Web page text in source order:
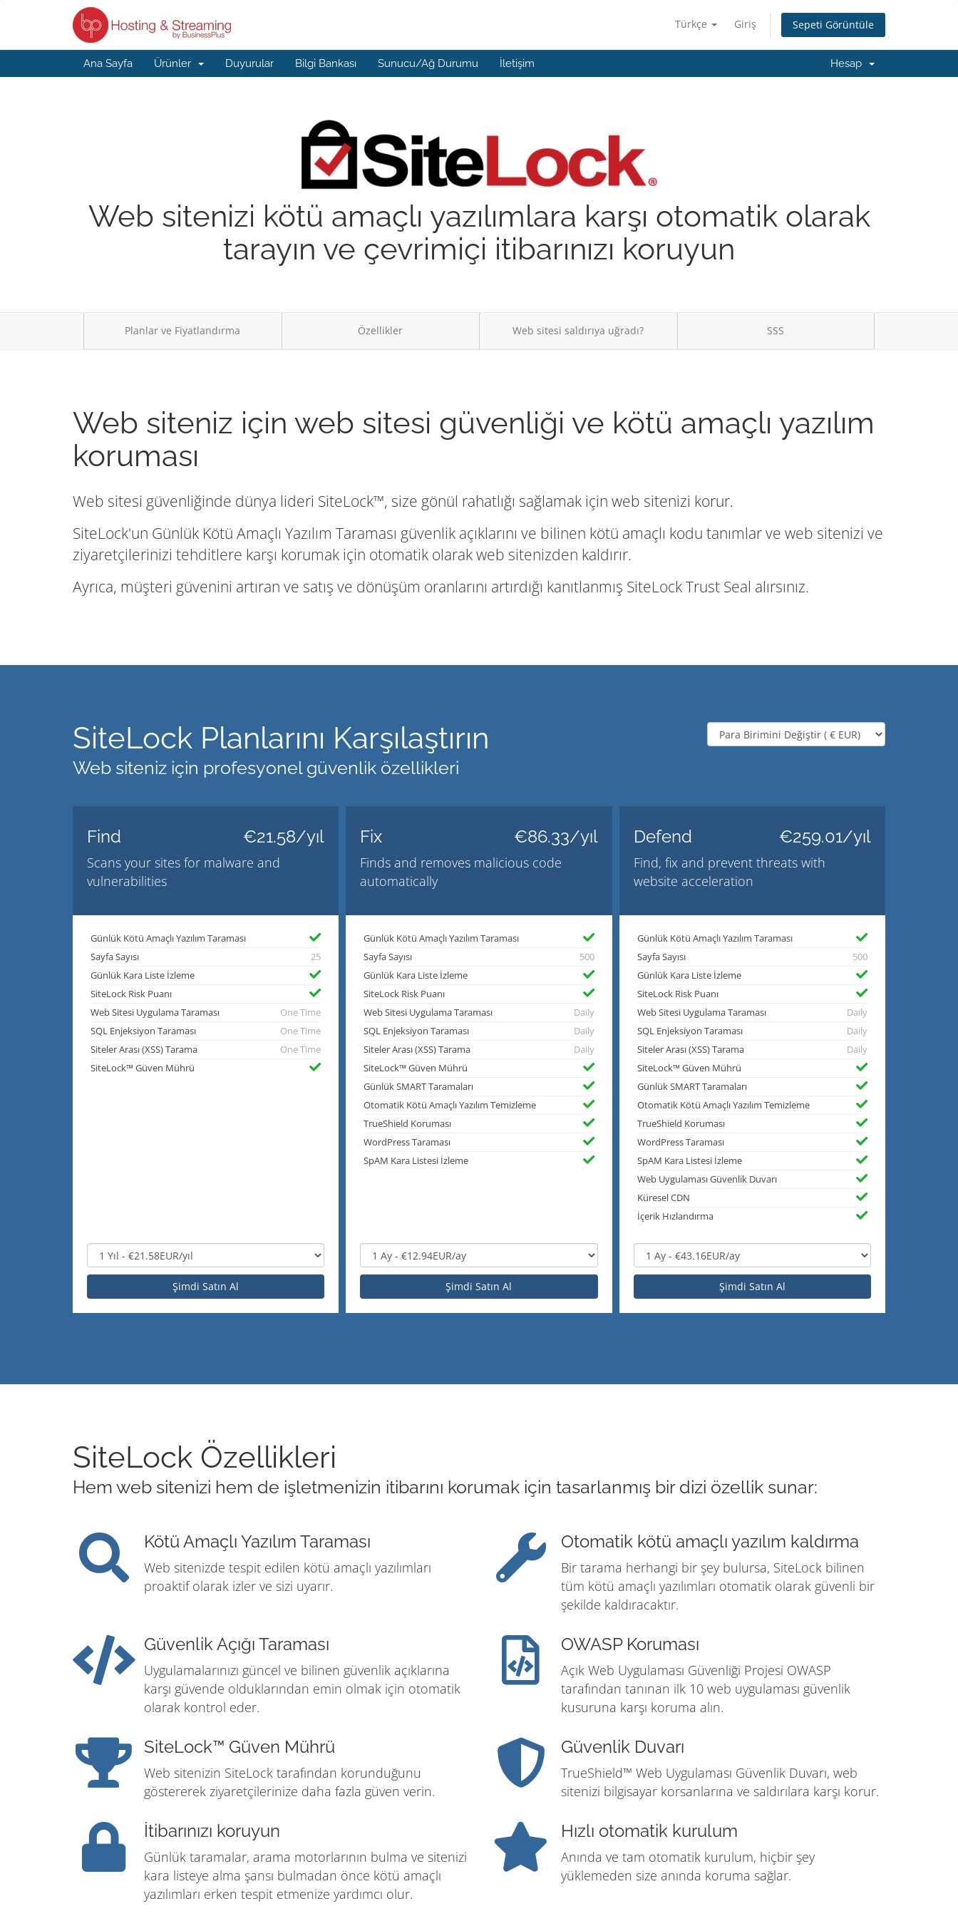
Türkçe Giriş Sepeti Görüntüle
Ana Sayfa Ürünler Duyurular Bilgi Bankası Sunucu/Ağ Durumu İletişim Hesap
Web sitenizi kötü amaçlı yazılımlara karşı otomatik olarak
tarayın ve çevrimiçi itibarınızı koruyun
Planlar ve Fiyatlandırma Özellikler Web sitesi saldırıya uğradı? SSS
Web siteniz için web sitesi güvenliği ve kötü amaçlı yazılım
koruması
Web sitesi güvenliğinde dünya lideri SiteLock™, size gönül rahatlığı sağlamak için web sitenizi korur.
SiteLock'un Günlük Kötü Amaçlı Yazılım Taraması güvenlik açıklarını ve bilinen kötü amaçlı kodu tanımlar ve web sitenizi ve
ziyaretçilerinizi tehditlere karşı korumak için otomatik olarak web sitenizden kaldırır.
Ayrıca, müşteri güvenini artıran ve satış ve dönüşüm oranlarını artırdığı kanıtlanmış SiteLock Trust Seal alırsınız.
SiteLock Planlarını Karşılaştırın
Web siteniz için profesyonel güvenlik özellikleri
Find €21.58/yıl
Scans your sites for malware and
vulnerabilities
Günlük Kötü Amaçlı Yazılım Taraması
Sayfa Sayısı
25
Günlük Kara Liste İzleme
SiteLock Risk Puanı
Web Sitesi Uygulama Taraması
One Time
SQL Enjeksiyon Taraması
One Time
Siteler Arası (XSS) Tarama
One Time
SiteLock™ Güven Mührü
Şimdi Satın Al
Fix €86.33/yıl
Finds and removes malicious code
automatically
Günlük Kötü Amaçlı Yazılım Taraması
Sayfa Sayısı
500
Günlük Kara Liste İzleme
SiteLock Risk Puanı
Web Sitesi Uygulama Taraması
Daily
SQL Enjeksiyon Taraması
Daily
Siteler Arası (XSS) Tarama
Daily
SiteLock™ Güven Mührü
Günlük SMART Taramaları
Otomatik Kötü Amaçlı Yazılım Temizleme
TrueShield Koruması
WordPress Taraması
SpAM Kara Listesi İzleme
Şimdi Satın Al
Defend €259.01/yıl
Find, fix and prevent threats with
website acceleration
Günlük Kötü Amaçlı Yazılım Taraması
Sayfa Sayısı
500
Günlük Kara Liste İzleme
SiteLock Risk Puanı
Web Sitesi Uygulama Taraması
Daily
SQL Enjeksiyon Taraması
Daily
Siteler Arası (XSS) Tarama
Daily
SiteLock™ Güven Mührü
Günlük SMART Taramaları
Otomatik Kötü Amaçlı Yazılım Temizleme
TrueShield Koruması
WordPress Taraması
SpAM Kara Listesi İzleme
Web Uygulaması Güvenlik Duvarı
Küresel CDN
İçerik Hızlandırma
Şimdi Satın Al
SiteLock Özellikleri
Hem web sitenizi hem de işletmenizin itibarını korumak için tasarlanmış bir dizi özellik sunar:
Kötü Amaçlı Yazılım Taraması
Web sitenizde tespit edilen kötü amaçlı yazılımları
proaktif olarak izler ve sizi uyarır.
Otomatik kötü amaçlı yazılım kaldırma
Bir tarama herhangi bir şey bulursa, SiteLock bilinen
tüm kötü amaçlı yazılımları otomatik olarak güvenli bir
şekilde kaldıracaktır.
Güvenlik Açığı Taraması
Uygulamalarınızı güncel ve bilinen güvenlik açıklarına
karşı güvende olduklarından emin olmak için otomatik
olarak kontrol eder.
OWASP Koruması
Açık Web Uygulaması Güvenliği Projesi OWASP
tarafından tanınan ilk 10 web uygulaması güvenlik
kusuruna karşı koruma alın.
SiteLock™ Güven Mührü
Web sitenizin SiteLock tarafından korunduğunu
göstererek ziyaretçilerinize daha fazla güven verin.
Güvenlik Duvarı
TrueShield™ Web Uygulaması Güvenlik Duvarı, web
sitenizi bilgisayar korsanlarına ve saldırılara karşı korur.
İtibarınızı koruyun
Günlük taramalar, arama motorlarının bulma ve sitenizi
kara listeye alma şansı bulmadan önce kötü amaçlı
yazılımları erken tespit etmenize yardımcı olur.
Hızlı otomatik kurulum
Anında ve tam otomatik kurulum, hiçbir şey
yüklemeden size anında koruma sağlar.